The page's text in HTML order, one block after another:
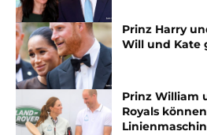
Prinz Harry
Will und Kate
Prinz William
Royals